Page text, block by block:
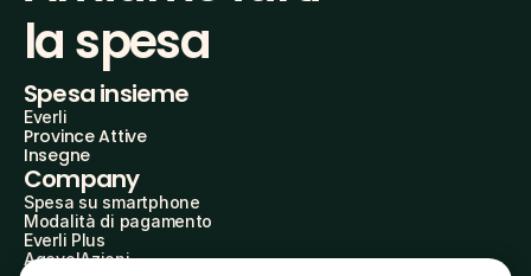
la spesa
Spesa insieme
Everli
Province Attive
Insegne
Company
Spesa su smartphone
Modalità di pagamento
Everli Plus
AgevolAzioni